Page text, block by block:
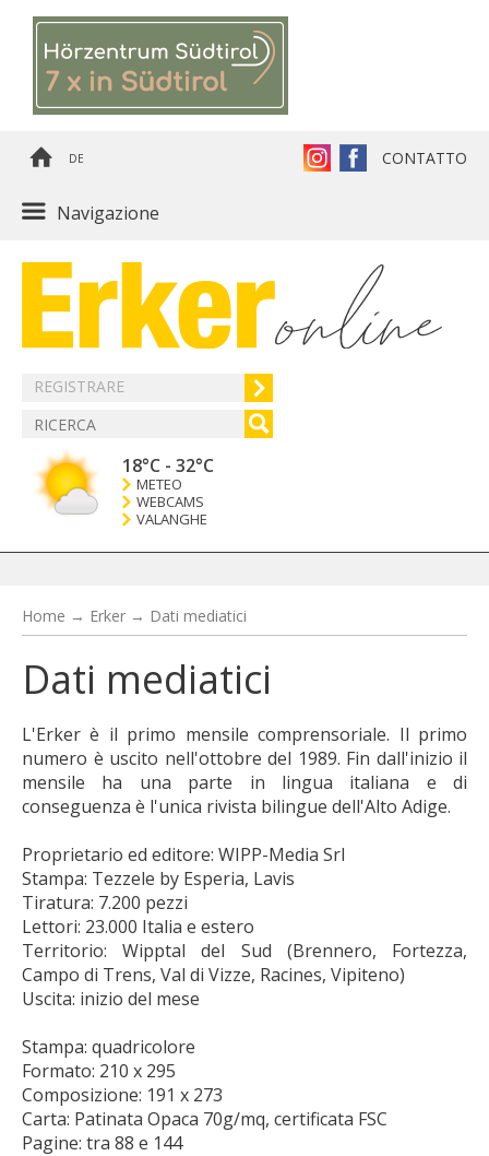
DE CONTATTO
Navigazione
REGISTRARE
18°C - 32°C
METEO
WEBCAMS
VALANGHE
Home → Erker → Dati mediatici
Dati mediatici
L'Erker è il primo mensile comprensoriale. Il primo
numero è uscito nell'ottobre del 1989. Fin dall'inizio il
mensile ha una parte in lingua italiana e di
conseguenza è l'unica rivista bilingue dell'Alto Adige.
Proprietario ed editore: WIPP-Media Srl
Stampa: Tezzele by Esperia, Lavis
Tiratura: 7.200 pezzi
Lettori: 23.000 Italia e estero
Territorio: Wipptal del Sud (Brennero, Fortezza,
Campo di Trens, Val di Vizze, Racines, Vipiteno)
Uscita: inizio del mese
Stampa: quadricolore
Formato: 210 x 295
Composizione: 191 x 273
Carta: Patinata Opaca 70g/mq, certificata FSC
Pagine: tra 88 e 144